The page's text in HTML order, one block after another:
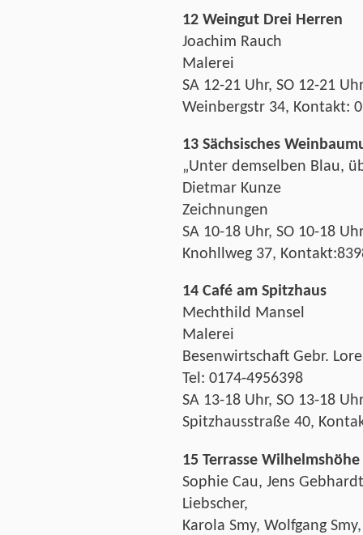
12 Weingut Drei Herren
Joachim Rauch
Malerei
SA 12-21 Uhr, SO 12-21
Weinbergstr 34, Kontakt:
13 Sächsisches
„Unter demselben Blau,
Dietmar Kunze
Zeichnungen
SA 10-18 Uhr, SO 10-18
Knohllweg 37,
14 Café am Spitzhaus
Mechthild Mansel
Malerei
Besenwirtschaft Gebr.
Tel: 0174-4956398
SA 13-18 Uhr, SO 13-18
Spitzhausstraße 40,
15 Terrasse Wilhelmshöhe
Sophie Cau, Jens
Liebscher,
Karola Smy, Wolfgang